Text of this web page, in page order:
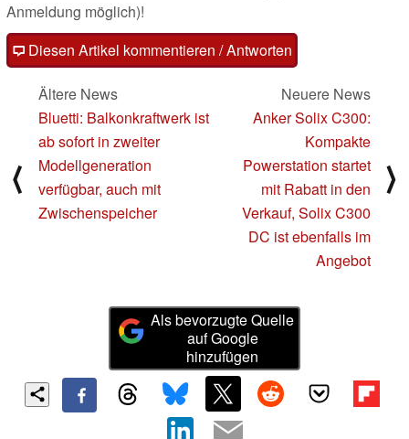
Anmeldung möglich)!
Diesen Artikel kommentieren / Antworten
⟨
Ältere News
Bluetti: Balkonkraftwerk ist
ab sofort in zweiter
Modellgeneration
verfügbar, auch mit
Zwischenspeicher
Neuere News
Anker Solix C300:
Kompakte
Powerstation startet
mit Rabatt in den
Verkauf, Solix C300
DC ist ebenfalls im
Angebot
⟩
Als bevorzugte Quelle
auf Google
hinzufügen